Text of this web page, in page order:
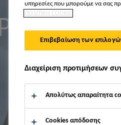
SIKA
υπηρεσίες που μπορούμε να σας
ΠΟΛΙΤΙΚΗ COOKIE
Επιβεβαίωση των
Διαχείριση προτιμήσεων
Απολύτως απαραίτητα
Cookies απόδοσης